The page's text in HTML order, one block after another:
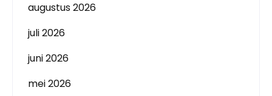
augustus 2026
juli 2026
juni 2026
mei 2026